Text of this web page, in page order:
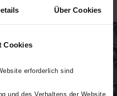
Über Cookies
Cookies
erforderlich sind
und des Verhaltens der Website